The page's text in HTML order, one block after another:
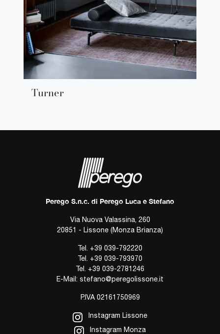
Turner
Perego S.n.c. di Perego Luca e Stefano
Via Nuova Valassina, 260
20851 - Lissone (Monza Brianza)
Tel. +39 039-792220
Tel. +39 039-793970
Tel. +39 039-2781246
E-Mail: stefano@peregolissone.it
P.IVA 02161750969
Instagram Lissone
Instagram Monza